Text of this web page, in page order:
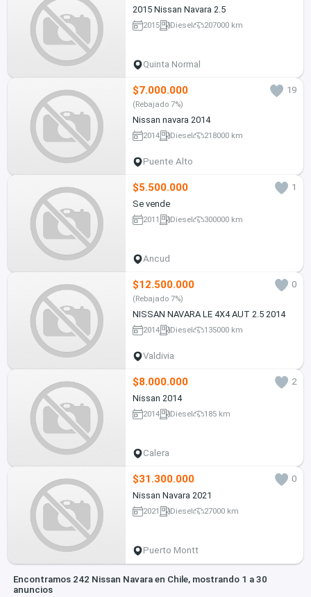
2015 Nissan Navara 2.5
2015 Diesel 207000 km
Quinta Normal
$7.000.000 19
(Rebajado 7%)
Nissan navara 2014
2014 Diesel 218000 km
Puente Alto
$5.500.000
1
Se vende
2011 Diesel 300000 km
Ancud
$12.500.000 0
(Rebajado 7%)
NISSAN NAVARA LE 4X4 AUT 2.5 2014
2014 Diesel 135000 km
Valdivia
$8.000.000
2
Nissan 2014
2014 Diesel 185 km
Calera
$31.300.000
0
Nissan Navara 2021
2021 Diesel 27000 km
Puerto Montt
Encontramos 242 Nissan Navara en Chile, mostrando 1 a 30
anuncios